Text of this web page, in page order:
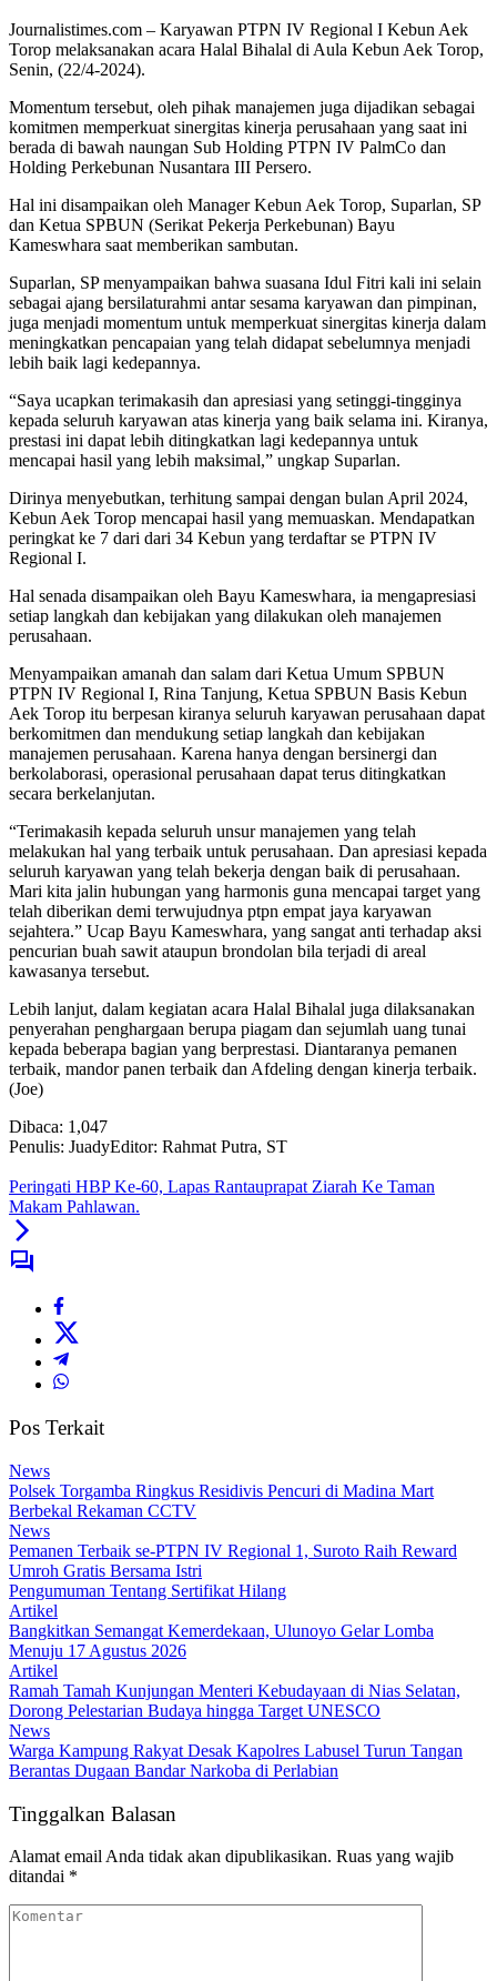
Journalistimes.com – Karyawan PTPN IV Regional I Kebun Aek
Torop melaksanakan acara Halal Bihalal di Aula Kebun Aek Torop,
Senin, (22/4-2024).
Momentum tersebut, oleh pihak manajemen juga dijadikan sebagai
komitmen memperkuat sinergitas kinerja perusahaan yang saat ini
berada di bawah naungan Sub Holding PTPN IV PalmCo dan
Holding Perkebunan Nusantara III Persero.
Hal ini disampaikan oleh Manager Kebun Aek Torop, Suparlan, SP
dan Ketua SPBUN (Serikat Pekerja Perkebunan) Bayu
Kameswhara saat memberikan sambutan.
Suparlan, SP menyampaikan bahwa suasana Idul Fitri kali ini selain
sebagai ajang bersilaturahmi antar sesama karyawan dan pimpinan,
juga menjadi momentum untuk memperkuat sinergitas kinerja dalam
meningkatkan pencapaian yang telah didapat sebelumnya menjadi
lebih baik lagi kedepannya.
“Saya ucapkan terimakasih dan apresiasi yang setinggi-tingginya
kepada seluruh karyawan atas kinerja yang baik selama ini. Kiranya,
prestasi ini dapat lebih ditingkatkan lagi kedepannya untuk
mencapai hasil yang lebih maksimal,” ungkap Suparlan.
Dirinya menyebutkan, terhitung sampai dengan bulan April 2024,
Kebun Aek Torop mencapai hasil yang memuaskan. Mendapatkan
peringkat ke 7 dari dari 34 Kebun yang terdaftar se PTPN IV
Regional I.
Hal senada disampaikan oleh Bayu Kameswhara, ia mengapresiasi
setiap langkah dan kebijakan yang dilakukan oleh manajemen
perusahaan.
Menyampaikan amanah dan salam dari Ketua Umum SPBUN
PTPN IV Regional I, Rina Tanjung, Ketua SPBUN Basis Kebun
Aek Torop itu berpesan kiranya seluruh karyawan perusahaan dapat
berkomitmen dan mendukung setiap langkah dan kebijakan
manajemen perusahaan. Karena hanya dengan bersinergi dan
berkolaborasi, operasional perusahaan dapat terus ditingkatkan
secara berkelanjutan.
“Terimakasih kepada seluruh unsur manajemen yang telah
melakukan hal yang terbaik untuk perusahaan. Dan apresiasi kepada
seluruh karyawan yang telah bekerja dengan baik di perusahaan.
Mari kita jalin hubungan yang harmonis guna mencapai target yang
telah diberikan demi terwujudnya ptpn empat jaya karyawan
sejahtera.” Ucap Bayu Kameswhara, yang sangat anti terhadap aksi
pencurian buah sawit ataupun brondolan bila terjadi di areal
kawasanya tersebut.
Lebih lanjut, dalam kegiatan acara Halal Bihalal juga dilaksanakan
penyerahan penghargaan berupa piagam dan sejumlah uang tunai
kepada beberapa bagian yang berprestasi. Diantaranya pemanen
terbaik, mandor panen terbaik dan Afdeling dengan kinerja terbaik.
(Joe)
Dibaca: 1,047
Penulis: JuadyEditor: Rahmat Putra, ST
Peringati HBP Ke-60, Lapas Rantauprapat Ziarah Ke Taman
Makam Pahlawan.
Pos Terkait
News
Polsek Torgamba Ringkus Residivis Pencuri di Madina Mart
Berbekal Rekaman CCTV
News
Pemanen Terbaik se-PTPN IV Regional 1, Suroto Raih Reward
Umroh Gratis Bersama Istri
Pengumuman Tentang Sertifikat Hilang
Artikel
Bangkitkan Semangat Kemerdekaan, Ulunoyo Gelar Lomba
Menuju 17 Agustus 2026
Artikel
Ramah Tamah Kunjungan Menteri Kebudayaan di Nias Selatan,
Dorong Pelestarian Budaya hingga Target UNESCO
News
Warga Kampung Rakyat Desak Kapolres Labusel Turun Tangan
Berantas Dugaan Bandar Narkoba di Perlabian
Tinggalkan Balasan
Alamat email Anda tidak akan dipublikasikan. Ruas yang wajib
ditandai *